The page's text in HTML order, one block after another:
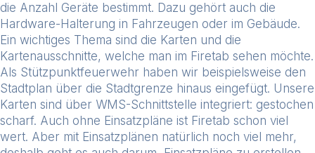
die Anzahl Geräte bestimmt. Dazu gehört auch die
Hardware-Halterung in Fahrzeugen oder im Gebäude.
Ein wichtiges Thema sind die Karten und die
Kartenausschnitte, welche man im Firetab sehen möchte.
Als Stützpunktfeuerwehr haben wir beispielsweise den
Stadtplan über die Stadtgrenze hinaus eingefügt. Unsere
Karten sind über WMS-Schnittstelle integriert: gestochen
scharf. Auch ohne Einsatzpläne ist Firetab schon viel
wert. Aber mit Einsatzplänen natürlich noch viel mehr,